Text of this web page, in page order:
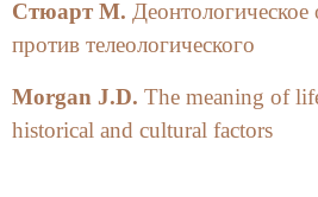
очередные «специальные»
И значит — мы в месте!
Стюарт М. Деонтологическое
против телеологического
Morgan J.D. The meaning of
historical and cultural factors